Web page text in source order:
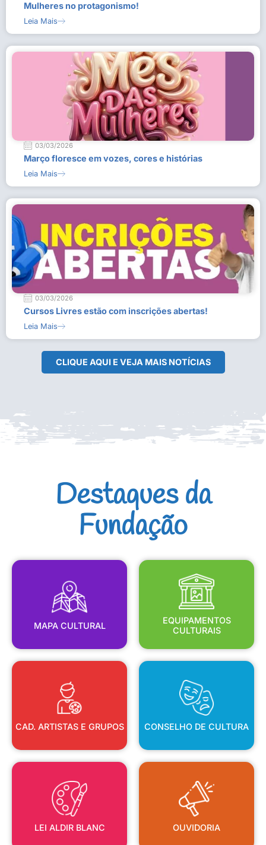
Mulheres no protagonismo!
Leia Mais
03/03/2026
Março floresce em vozes, cores e histórias
Leia Mais
03/03/2026
Cursos Livres estão com inscrições abertas!
Leia Mais
CLIQUE AQUI E VEJA MAIS NOTÍCIAS
Destaques da
Fundação
MAPA CULTURAL
MAPA CULTURAL
EQUIPAMENTOS
CULTURAIS
EQUIPAMENTOS
CULTURAIS
CAD. ARTISTAS E GRUPOS
CAD. ARTISTAS E GRUPOS
CONSELHO DE CULTURA
CONSELHO DE CULTURA
LEI ALDIR BLANC
LEI ALDIR BLANC
OUVIDORIA
OUVIDORIA